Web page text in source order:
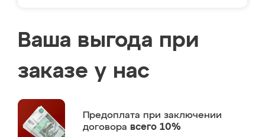
Ваша выгода при
заказе у нас
Предоплата при заключении
договора всего 10%